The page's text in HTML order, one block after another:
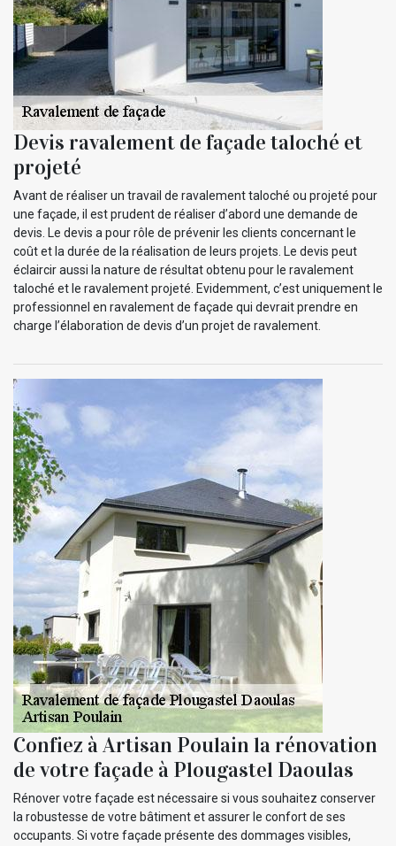
Devis ravalement de façade taloché et
projeté
Avant de réaliser un travail de ravalement taloché ou projeté pour
une façade, il est prudent de réaliser d’abord une demande de
devis. Le devis a pour rôle de prévenir les clients concernant le
coût et la durée de la réalisation de leurs projets. Le devis peut
éclaircir aussi la nature de résultat obtenu pour le ravalement
taloché et le ravalement projeté. Evidemment, c’est uniquement le
professionnel en ravalement de façade qui devrait prendre en
charge l’élaboration de devis d’un projet de ravalement.
Confiez à Artisan Poulain la rénovation
de votre façade à Plougastel Daoulas
Rénover votre façade est nécessaire si vous souhaitez conserver
la robustesse de votre bâtiment et assurer le confort de ses
occupants. Si votre façade présente des dommages visibles,